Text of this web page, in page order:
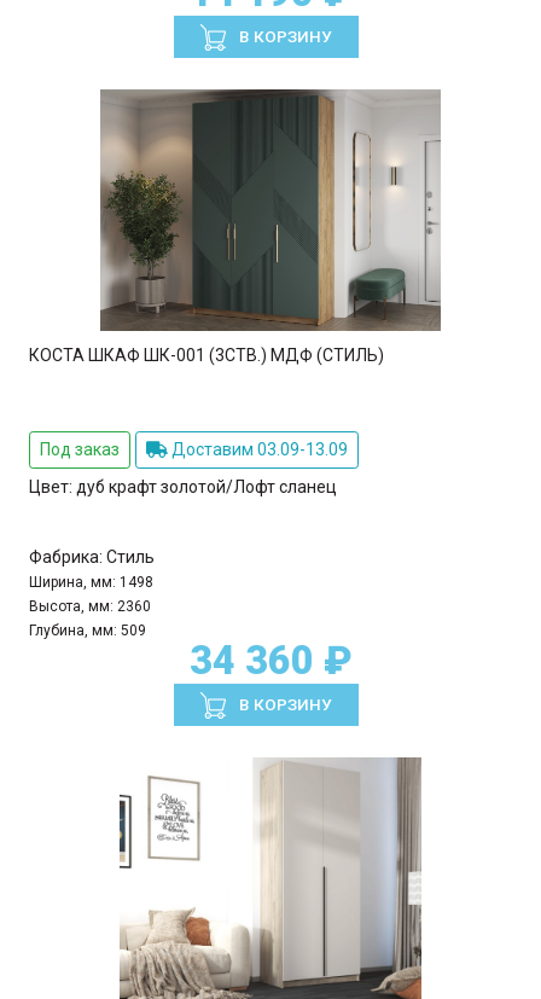
В КОРЗИНУ
КОСТА ШКАФ ШК-001 (3СТВ.) МДФ (СТИЛЬ)
Под заказ
Доставим 03.09-13.09
Цвет: дуб крафт золотой/Лофт сланец
Фабрика: Стиль
Ширина, мм: 1498
Высота, мм: 2360
Глубина, мм: 509
34 360 ₽
В КОРЗИНУ